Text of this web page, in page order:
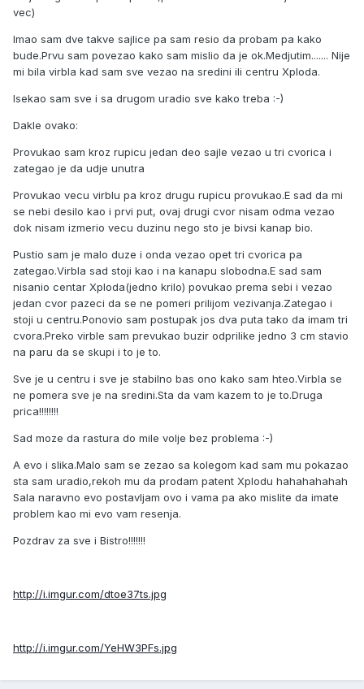
vec)
Imao sam dve takve sajlice pa sam resio da probam pa kako
bude.Prvu sam povezao kako sam mislio da je ok.Medjutim....... Nije
mi bila virbla kad sam sve vezao na sredini ili centru Xploda.
Isekao sam sve i sa drugom uradio sve kako treba :-)
Dakle ovako:
Provukao sam kroz rupicu jedan deo sajle vezao u tri cvorica i
zategao je da udje unutra
Provukao vecu virblu pa kroz drugu rupicu provukao.E sad da mi
se nebi desilo kao i prvi put, ovaj drugi cvor nisam odma vezao
dok nisam izmerio vecu duzinu nego sto je bivsi kanap bio.
Pustio sam je malo duze i onda vezao opet tri cvorica pa
zategao.Virbla sad stoji kao i na kanapu slobodna.E sad sam
nisanio centar Xploda(jedno krilo) povukao prema sebi i vezao
jedan cvor pazeci da se ne pomeri prilijom vezivanja.Zategao i
stoji u centru.Ponovio sam postupak jos dva puta tako da imam tri
cvora.Preko virble sam prevukao buzir odprilike jedno 3 cm stavio
na paru da se skupi i to je to.
Sve je u centru i sve je stabilno bas ono kako sam hteo.Virbla se
ne pomera sve je na sredini.Sta da vam kazem to je to.Druga
prica!!!!!!!!
Sad moze da rastura do mile volje bez problema :-)
A evo i slika.Malo sam se zezao sa kolegom kad sam mu pokazao
sta sam uradio,rekoh mu da prodam patent Xplodu hahahahahah
Sala naravno evo postavljam ovo i vama pa ako mislite da imate
problem kao mi evo vam resenja.
Pozdrav za sve i Bistro!!!!!!!
http://i.imgur.com/dtoe37ts.jpg
http://i.imgur.com/YeHW3PFs.jpg